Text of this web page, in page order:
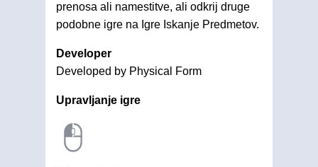
prenosa ali namestitve, ali odkrij druge
podobne igre na Igre Iskanje Predmetov.
Developer
Developed by Physical Form
Upravljanje igre